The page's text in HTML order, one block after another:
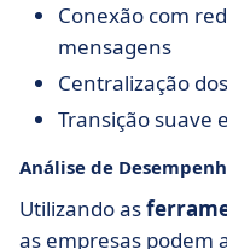
Conexão com
mensagens
Centralização
Transição suave
Análise de
Utilizando as
as empresas podem